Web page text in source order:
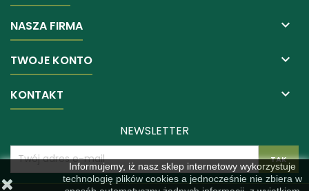
NASZA FIRMA 
TWOJE KONTO 
KONTAKT 
Informujemy, iż nasz sklep internetowy wykorzystuje
technologię plików cookies a jednocześnie nie zbiera w
NEWSLETTER